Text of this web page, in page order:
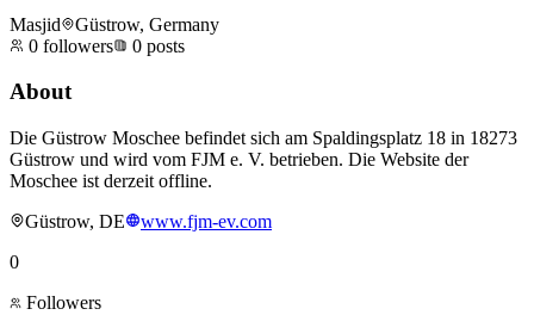
Masjid
Güstrow, Germany
0 followers 0 posts
About
Die Güstrow Moschee befindet sich am Spaldingsplatz 18 in 18273
Güstrow und wird vom FJM e. V. betrieben. Die Website der
Moschee ist derzeit offline.
Güstrow, DE
www.fjm-ev.com
0
Followers